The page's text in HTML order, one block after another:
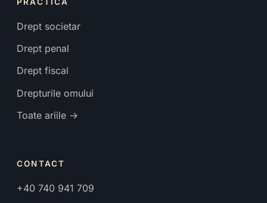
Drept societar
Drept penal
Drept fiscal
Drepturile omului
Toate ariile →
CONTACT
+40 740 941 709